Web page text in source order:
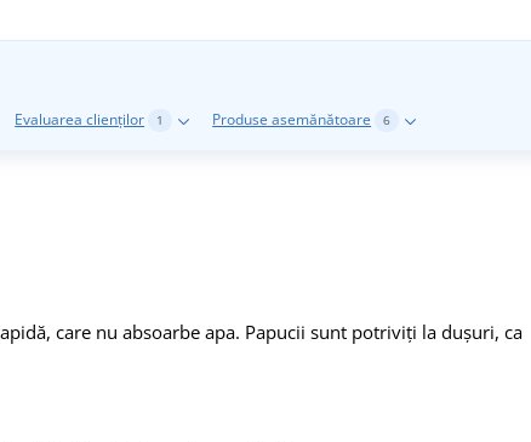
Evaluarea clienților 1 Produse asemănătoare 6
care nu absoarbe apa. Papucii sunt potriviți la dușuri, ca